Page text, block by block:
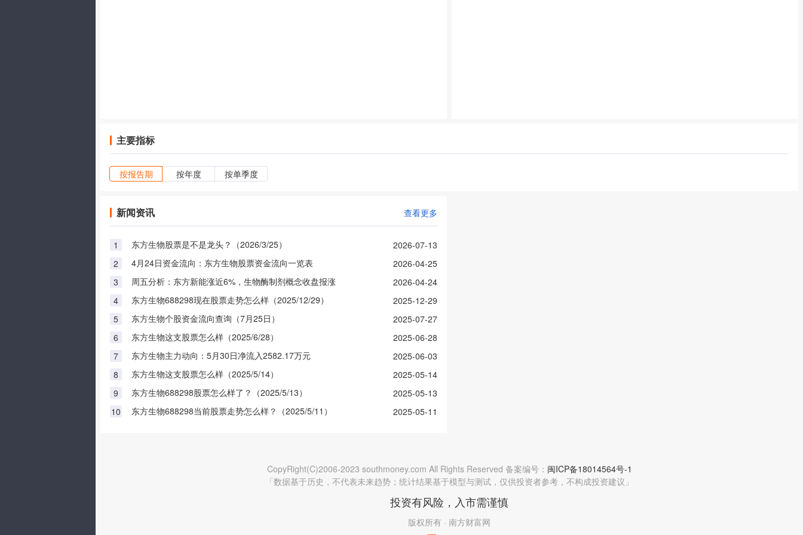
主要指标
按报告期 按年度 按单季度
新闻资讯 查看更多
1 东方生物股票是不是龙头？（2026/3/25）
2026-07-13
2
4月24日资金流向：东方生物股票资金流向一览表
2026-04-25
3
周五分析：东方新能涨近6%，生物酶制剂概念收盘报涨
2026-04-24
4
东方生物688298现在股票走势怎么样（2025/12/29）
2025-12-29
5
东方生物个股资金流向查询（7月25日）
2025-07-27
6
东方生物这支股票怎么样（2025/6/28）
2025-06-28
7
东方生物主力动向：5月30日净流入2582.17万元
2025-06-03
8
东方生物这支股票怎么样（2025/5/14）
2025-05-14
9
东方生物688298股票怎么样了？（2025/5/13）
2025-05-13
10
东方生物688298当前股票走势怎么样？（2025/5/11） 2025-05-11
CopyRight(C)2006-2023 southmoney.com All Rights Reserved 备案编号： 闽ICP备18014564号-1
「数据基于历史，不代表未来趋势；统计结果基于模型与测试，仅供投资者参考，不构成投资建议」
投资有风险，入市需谨慎
版权所有 · 南方财富网